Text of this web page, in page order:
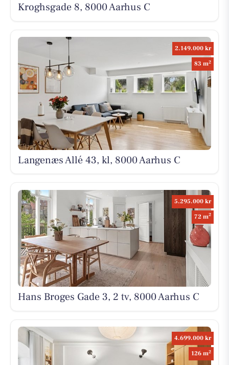
Kroghsgade 8, 8000 Aarhus C
2.149.000 kr
83 m2
Langenæs Allé 43, kl, 8000 Aarhus C
5.295.000 kr
72 m2
Hans Broges Gade 3, 2 tv, 8000 Aarhus C
4.699.000 kr
126 m2